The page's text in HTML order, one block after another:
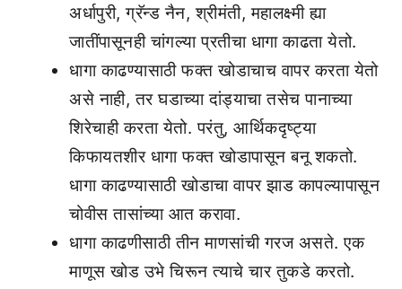
अर्धापुरी, ग्रॅन्ड नैन, श्रीमंती, महालक्ष्मी ह्या
जातींपासूनही चांगल्या प्रतीचा धागा काढता येतो.
धागा काढण्यासाठी फक्त खोडाचाच वापर करता येतो
असे नाही, तर घडाच्या दांड्याचा तसेच पानाच्या
शिरेचाही करता येतो. परंतु, आर्थिकदृष्ट्या
किफायतशीर धागा फक्त खोडापासून बनू शकतो.
धागा काढण्यासाठी खोडाचा वापर झाड कापल्यापासून
चोवीस तासांच्या आत करावा.
धागा काढणीसाठी तीन माणसांची गरज असते. एक
माणूस खोड उभे चिरून त्याचे चार तुकडे करतो.